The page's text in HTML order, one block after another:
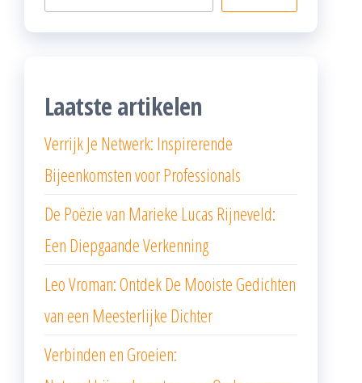
Laatste artikelen
Verrijk Je Netwerk: Inspirerende
Bijeenkomsten voor Professionals
De Poëzie van Marieke Lucas Rijneveld:
Een Diepgaande Verkenning
Leo Vroman: Ontdek De Mooiste Gedichten
van een Meesterlijke Dichter
Verbinden en Groeien: